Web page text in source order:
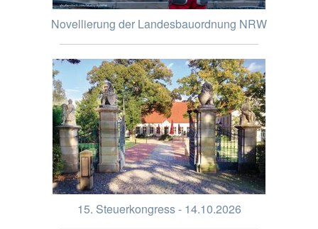
Novellierung der Landesbauordnung NRW
15. Steuerkongress - 14.10.2026